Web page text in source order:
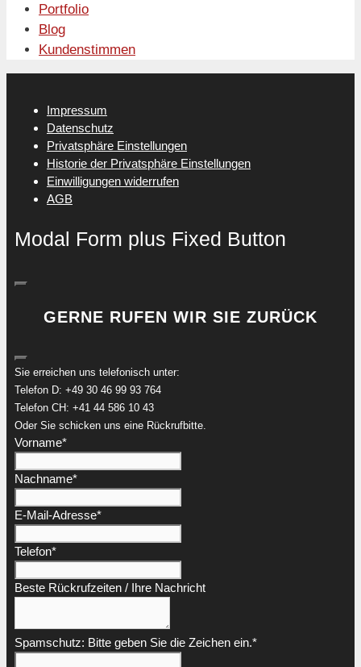
Portfolio
Blog
Kundenstimmen
Impressum
Datenschutz
Privatsphäre Einstellungen
Historie der Privatsphäre Einstellungen
Einwilligungen widerrufen
AGB
Modal Form plus Fixed Button
GERNE RUFEN WIR SIE ZURÜCK
Sie erreichen uns telefonisch unter:
Telefon D: +49 30 46 99 93 764
Telefon CH: +41 44 586 10 43
Oder Sie schicken uns eine Rückrufbitte.
Vorname*
Nachname*
E-Mail-Adresse*
Telefon*
Beste Rückrufzeiten / Ihre Nachricht
Spamschutz: Bitte geben Sie die Zeichen ein.*